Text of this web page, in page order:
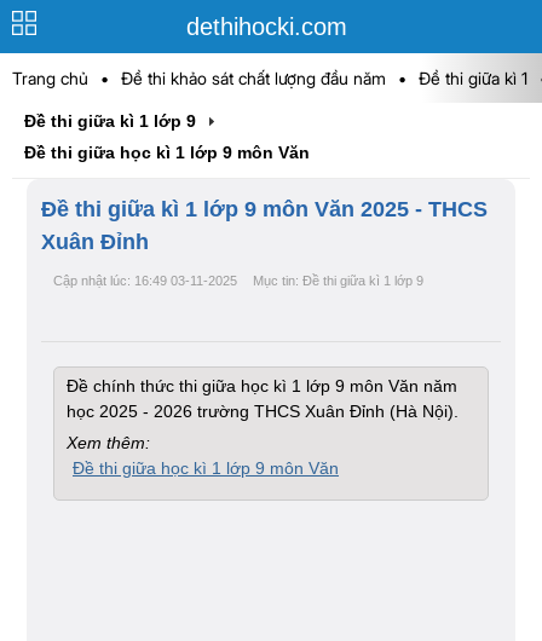
dethihocki.com
Trang chủ • Đề thi khảo sát chất lượng đầu năm • Đề thi giữa kì 1
Đề thi giữa kì 1 lớp 9
Đề thi giữa học kì 1 lớp 9 môn Văn
Đề thi giữa kì 1 lớp 9 môn Văn 2025 - THCS
Xuân Đỉnh
Cập nhật lúc: 16:49 03-11-2025 Mục tin: Đề thi giữa kì 1 lớp 9
Đề chính thức thi giữa học kì 1 lớp 9 môn Văn năm
học 2025 - 2026 trường THCS Xuân Đỉnh (Hà Nội).
Xem thêm:
Đề thi giữa học kì 1 lớp 9 môn Văn